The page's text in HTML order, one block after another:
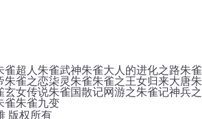
雀超人 朱雀武神朱雀大人的进化之路朱雀
朱雀之恋柒灵朱雀朱雀之王女归来大唐朱
玄女传说朱雀国散记网游之朱雀记神兵之
雀朱雀九变
版权所有